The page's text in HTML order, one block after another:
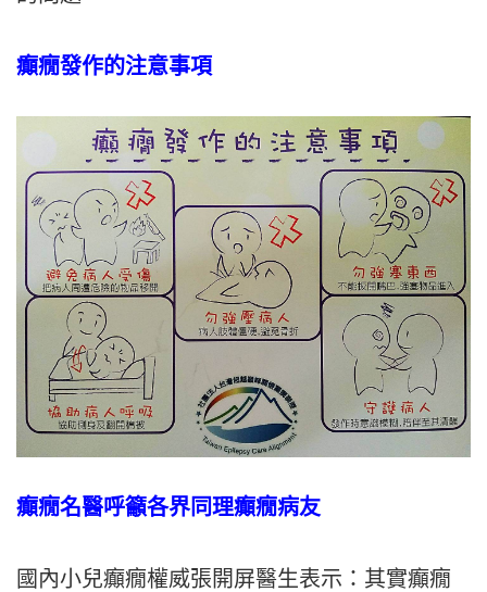
癲癇發作的注意事項
癲癇名醫呼籲各界同理癲癇病友
國內小兒癲癇權威張開屏醫生表示：其實癲癇